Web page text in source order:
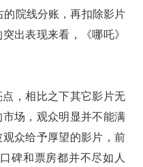
院线分账，再扣除影片
出表现来看，《哪吒》
，相比之下其它影片无
场，观众明显并不能满
众给予厚望的影片，前
碑和票房都并不尽如人